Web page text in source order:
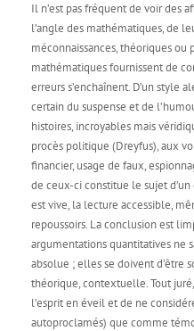
Il n’est pas fréquent de voir des
l’angle des mathématiques, de
méconnaissances, théoriques ou
mathématiques fournissent de
erreurs s’enchaînent. D’un style
certain du suspense et de
histoires, incroyables mais
procès politique (Dreyfus), aux
financier, usage de faux,
de ceux-ci constitue le sujet
est vive, la lecture accessible,
repoussoirs. La conclusion est
argumentations quantitatives ne
absolue ; elles se doivent d’être
théorique, contextuelle. Tout
l’esprit en éveil et de ne
autoproclamés) que comme